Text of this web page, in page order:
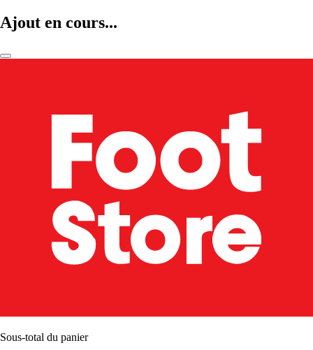
Ajout en cours...
Sous-total du panier